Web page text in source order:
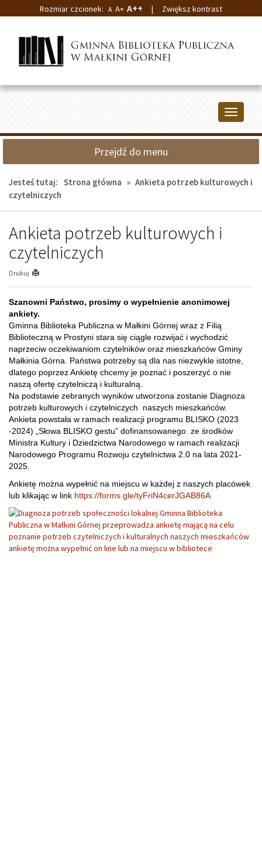
wyszukiwarki
Rozmiar czcionek: A A+ A++ | Zwiększ kontrast
Przełącz
Przejdź do menu
Jesteś tutaj: Strona główna » Ankieta potrzeb kulturowych i
czytelniczych
Ankieta potrzeb kulturowych i
czytelniczych
Drukuj
Szanowni Państwo, prosimy o wypełnienie anonimowej
ankiety.
Gminna Biblioteka Publiczna w Małkini Górnej wraz z Filią
Biblioteczną w Prostyni stara się ciągle rozwijać i wychodzić
naprzeciw oczekiwaniom czytelników oraz mieszkańców Gminy
Małkinia Górna. Państwa potrzeby są dla nas niezwykle istotne,
dlatego poprzez Ankietę chcemy je poznać i poszerzyć o nie
naszą ofertę czytelniczą i kulturalną.
Na podstawie zebranych wyników utworzona zostanie Diagnoza
potrzeb kulturowych i czytelniczych naszych mieszkańców.
Ankieta powstała w ramach realizacji programu BLISKO (2023
-2024) „Słowa BLISKO gestu” dofinansowanego ze środków
Ministra Kultury i Dziedzictwa Narodowego w ramach realizacji
Narodowego Programu Rozwoju czytelnictwa 2.0 na lata 2021-
2025.
Ankietę można wypełnić na miejscu w każdej z naszych placówek
lub klikając w link https://forms.gle/tyFriN4cerJGAB86A